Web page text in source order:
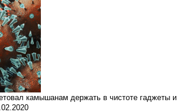
камышанам держать в чистоте гаджеты